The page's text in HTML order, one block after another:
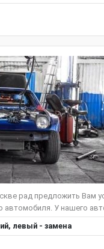
рад предложить Вам
автомобиля. У нашего
левый - замена